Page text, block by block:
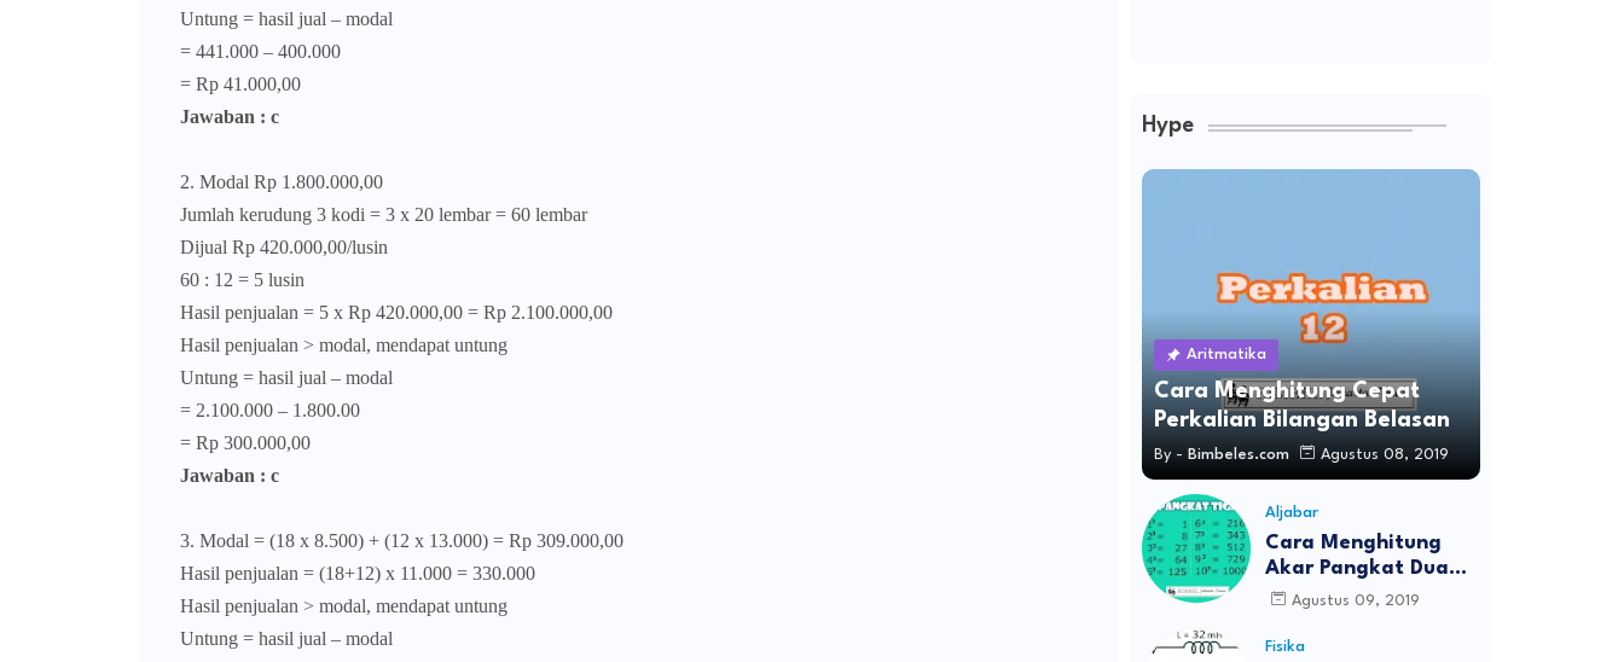
Untung = hasil jual – modal
= 441.000 – 400.000
= Rp 41.000,00
Jawaban : c
2. Modal Rp 1.800.000,00
Jumlah kerudung 3 kodi = 3 x 20 lembar = 60 lembar
Dijual Rp 420.000,00/lusin
60 : 12 = 5 lusin
Hasil penjualan = 5 x Rp 420.000,00 = Rp 2.100.000,00
Hasil penjualan > modal, mendapat untung
Untung = hasil jual – modal
= 2.100.000 – 1.800.00
= Rp 300.000,00
Jawaban : c
3. Modal = (18 x 8.500) + (12 x 13.000) = Rp 309.000,00
Hasil penjualan = (18+12) x 11.000 = 330.000
Hasil penjualan > modal, mendapat untung
Untung = hasil jual – modal
Hype
Aritmatika
Cara Menghitung Cepat
Perkalian Bilangan Belasan
By - Bimbeles.com Agustus 08, 2019
Aljabar
Cara Menghitung
Akar Pangkat Dua
Dan Akar Pangkat
Agustus 09, 2019
Fisika